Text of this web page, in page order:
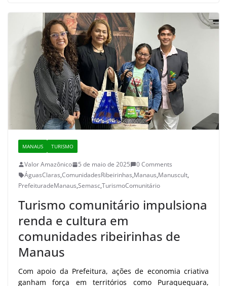
MANAUS TURISMO
Valor Amazônico 5 de maio de 2025
0 Comments
ÁguasClaras,ComunidadesRibeirinhas,Manaus,Manuscult,
PrefeituradeManaus,Semasc,TurismoComunitário
Turismo comunitário impulsiona
renda e cultura em
comunidades ribeirinhas de
Manaus
Com apoio da Prefeitura, ações de economia criativa
ganham força em territórios como Puraquequara,